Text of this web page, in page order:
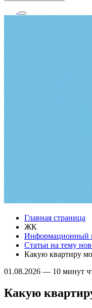
Главная страница
ЖК
Информационный
Статьи на тему
Какую квартиру
01.08.2026 — 10 минут
Какую